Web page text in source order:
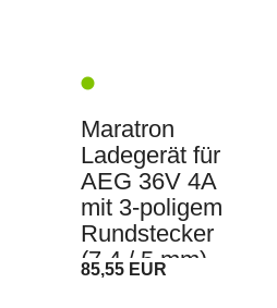
Maratron
Ladegerät für
AEG 36V 4A
mit 3-poligem
Rundstecker
(7,4 / 5 mm)
für AEG
85,55 EUR